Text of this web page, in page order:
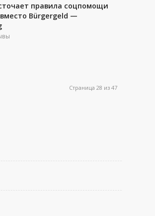
правила соцпомощи
Bürgergeld —
Страница 28 из 47